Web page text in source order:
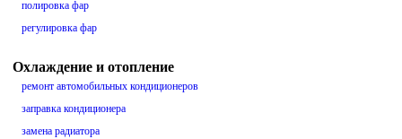
полировка фар
регулировка фар
Охлаждение и отопление
ремонт автомобильных кондиционеров
заправка кондиционера
замена радиатора